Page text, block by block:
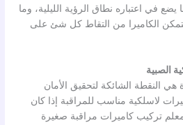
في اعتباره نطاق الرؤية الليلية، وما
الكاميرا من التقاط كل شئ على
الصبية
هي النقطة الشائكة لتحقيق الأمان
لاسلكية مناسب للمراقبة إذا كان
تركيب كاميرات مراقبة صغيرة